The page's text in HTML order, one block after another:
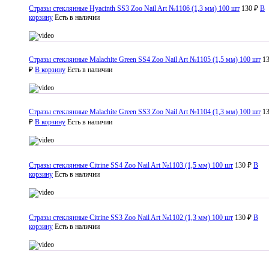
Стразы стеклянные Hyacinth SS3 Zoo Nail Art №1106 (1,3 мм) 100 шт 130 ₽ В
корзину Есть в наличии
Стразы стеклянные Malachite Green SS4 Zoo Nail Art №1105 (1,5 мм) 100 шт
₽ В корзину Есть в наличии
Стразы стеклянные Malachite Green SS3 Zoo Nail Art №1104 (1,3 мм) 100 шт
₽ В корзину Есть в наличии
Стразы стеклянные Citrine SS4 Zoo Nail Art №1103 (1,5 мм) 100 шт 130 ₽ В
корзину Есть в наличии
Стразы стеклянные Citrine SS3 Zoo Nail Art №1102 (1,3 мм) 100 шт 130 ₽ В
корзину Есть в наличии